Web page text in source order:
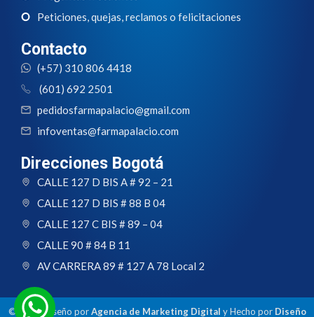
Peticiones, quejas, reclamos o felicitaciones
Contacto
(+57) 310 806 4418
(601) 692 2501
pedidosfarmapalacio@gmail.com
infoventas@farmapalacio.com
Direcciones Bogotá
CALLE 127 D BIS A # 92 – 21
CALLE 127 D BIS # 88 B 04
CALLE 127 C BIS # 89 – 04
CALLE 90 # 84 B 11
AV CARRERA 89 # 127 A 78 Local 2
© 2024 Diseño porAgencia de Marketing Digital y Hecho por Diseño